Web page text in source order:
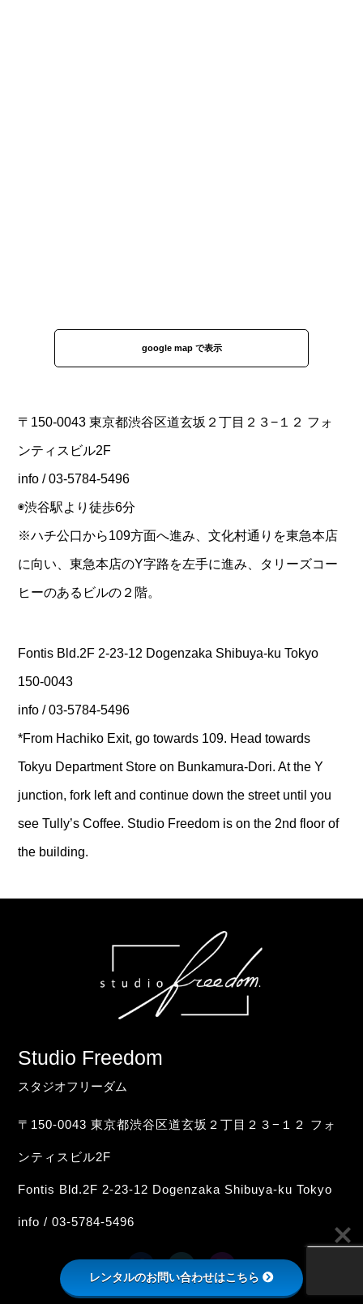
google map で表示
〒150-0043 東京都渋谷区道玄坂２丁目２３−１２ フォ
ンティスビル2F
info / 03-5784-5496
◉渋谷駅より徒歩6分
※ハチ公口から109方面へ進み、文化村通りを東急本店
に向い、東急本店のY字路を左手に進み、タリーズコー
ヒーのあるビルの２階。
Fontis Bld.2F 2-23-12 Dogenzaka Shibuya-ku Tokyo
150-0043
info / 03-5784-5496
*From Hachiko Exit, go towards 109. Head towards
Tokyu Department Store on Bunkamura-Dori. At the Y
junction, fork left and continue down the street until you
see Tully’s Coffee. Studio Freedom is on the 2nd floor of
the building.
Studio Freedom
スタジオフリーダム
〒150-0043 東京都渋谷区道玄坂２丁目２３−１２ フォ
ンティスビル2F
Fontis Bld.2F 2-23-12 Dogenzaka Shibuya-ku Tokyo
info / 03-5784-5496
レンタルのお問い合わせはこちら